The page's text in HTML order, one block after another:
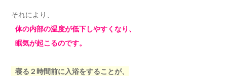
それにより、
体の内部の温度が低下しやすくなり、
眠気が起こるのです。
寝る２時間前に入浴をすることが、